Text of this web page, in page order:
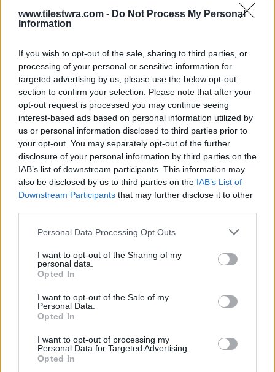
www.tilestwra.com - Do Not Process My Personal
Information
If you wish to opt-out of the sale, sharing to third parties, or
processing of your personal or sensitive information for
targeted advertising by us, please use the below opt-out
section to confirm your selection. Please note that after your
opt-out request is processed you may continue seeing
interest-based ads based on personal information utilized by
us or personal information disclosed to third parties prior to
your opt-out. You may separately opt-out of the further
disclosure of your personal information by third parties on the
IAB’s list of downstream participants. This information may
also be disclosed by us to third parties on the IAB’s List of
Downstream Participants that may further disclose it to other
Personal Data Processing Opt Outs
I want to opt-out of the Sharing of my
personal data.
Opted In
I want to opt-out of the Sale of my
Personal Data.
Opted In
I want to opt-out of processing my
Personal Data for Targeted Advertising.
Opted In
Και κατέληξε η Μαργαρίτα Μυτιληναίου: «Όσο
και να σε προετοιμάσει κάποιος… Δηλαδή
τώρα, αυτό το μήνα, και εγώ προσπαθώ να
εκείνον. Και από όσα έκανε, και από όσα ήθελε,
και από όσα κατάφερε. Οπότε δεν θα ήθελε να
γίνουν αλλιώς τα πράγματα.
Δείτε το βίντεο: